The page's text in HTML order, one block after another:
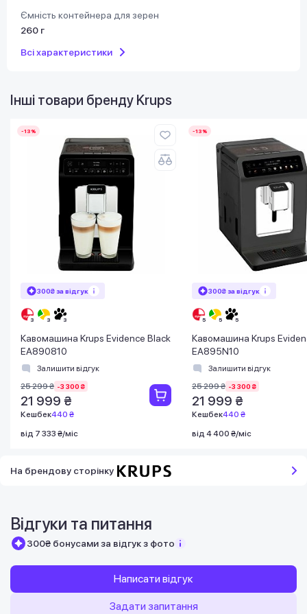
Ємність контейнера для зерен
260 г
Всі характеристики
Інші товари бренду Krups
-13%
300₴ за відгук
Кавомашина Krups Evidence Black
EA890810
Залишити відгук
25 299 ₴ -3 300 ₴
21 999 ₴
Кешбек440 ₴
від 7 333 ₴/міс
-13%
300₴ за відгук
Кавомашина Krups Evidence One
EA895N10
Залишити відгук
25 299 ₴ -3 300 ₴
21 999 ₴
Кешбек440 ₴
від 4 400 ₴/міс
На брендову сторінку
Відгуки та питання
300₴ бонусами за відгук з фото
Написати відгук
Задати запитання